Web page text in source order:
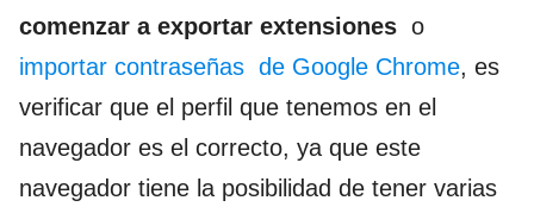
comenzar a exportar extensiones o
importar contraseñas de Google Chrome, es
verificar que el perfil que tenemos en el
navegador es el correcto, ya que este
navegador tiene la posibilidad de tener varias